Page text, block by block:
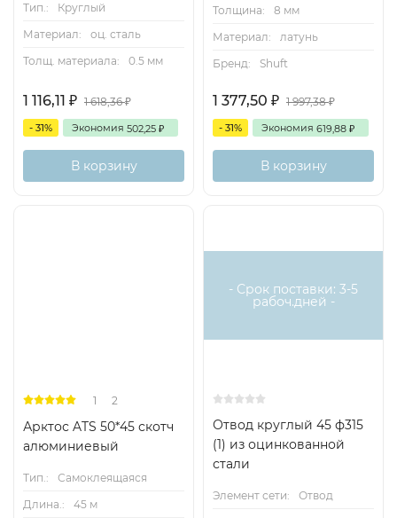
Тип.:
Круглый
Материал:
оц. сталь
Толщ. материала:
0.5 мм
1 116,11 ₽ 1 618,36₽
- 31% Экономия 502,25 ₽
В корзину
Толщина:
8 мм
Материал:
латунь
Бренд:
Shuft
1 377,50 ₽ 1 997,38₽
- 31% Экономия 619,88 ₽
В корзину
1 2
Арктос ATS 50*45 скотч
алюминиевый
Тип.:
Самоклеящаяся
Длина.:
45 м
- Срок поставки: 3-5
рабоч.дней -
Отвод круглый 45 ф315
(1) из оцинкованной
стали
Элемент сети:
Отвод